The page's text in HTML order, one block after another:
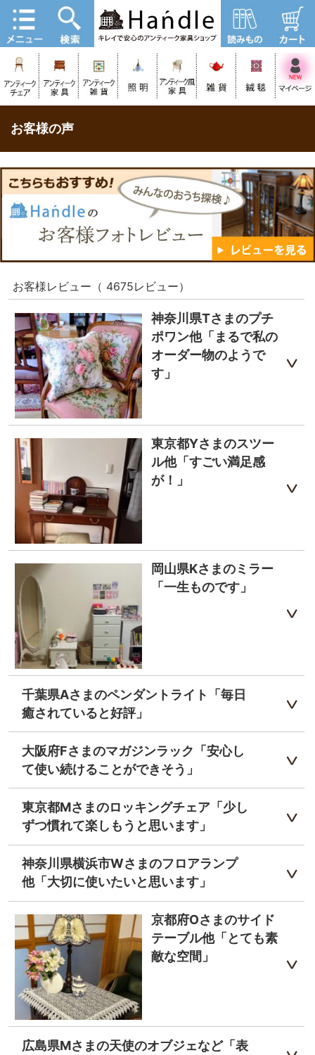
お客様の声
お客様レビュー（ 4675レビュー）
神奈川県Tさまのプチ
ポワン他「まるで私の
オーダー物のようで
す」
東京都Yさまのスツー
ル他「すごい満足感
が！」
岡山県Kさまのミラー
「一生ものです」
千葉県Aさまのペンダントライト「毎日
癒されていると好評」
大阪府Fさまのマガジンラック「安心し
て使い続けることができそう」
東京都Mさまのロッキングチェア「少し
ずつ慣れて楽しもうと思います」
神奈川県横浜市Wさまのフロアランプ
他「大切に使いたいと思います」
京都府Oさまのサイド
テーブル他「とても素
敵な空間」
広島県Mさまの天使のオブジェなど「表